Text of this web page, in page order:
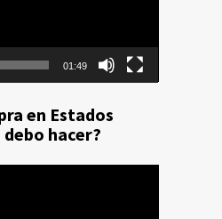
01:49
en Estados
debo hacer?